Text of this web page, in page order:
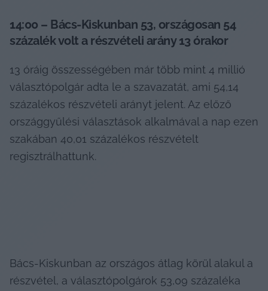
14:00 – Bács-Kiskunban 53, országosan 54
százalék volt a részvételi arány 13 órakor
13 óráig összességében már több mint 4 millió
választópolgár adta le a szavazatát, ami 54,14
százalékos részvételi arányt jelent. Az előző
országgyűlési választások alkalmával a nap ezen
szakában 40,01 százalékos részvételt
regisztrálhattunk.
Bács-Kiskunban az országos átlag körül alakul a
részvétel, a választópolgárok 53,09 százaléka